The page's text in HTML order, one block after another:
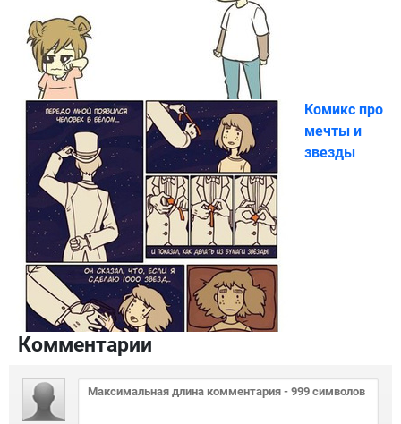
Комикс про
мечты и
звезды
Комментарии